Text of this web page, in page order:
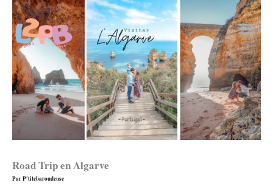
Aller
contenu
Road Trip en Algarve
ParP'titebaroudeuse